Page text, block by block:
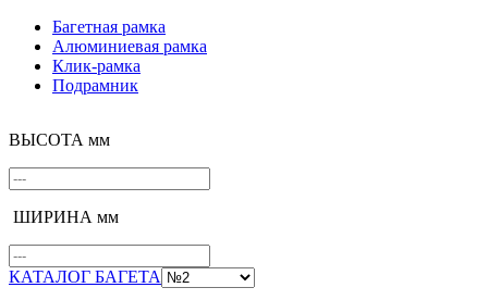
Багетная рамка
Алюминиевая рамка
Клик-рамка
Подрамник
ВЫСОТА мм
ШИРИНА мм
КАТАЛОГ БАГЕТА